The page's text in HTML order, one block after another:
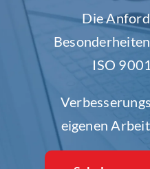
Unser Schulungsangebot
Leistungen & Audits
Inlog News
Kundenbereich
Moonchase Portal
Auswirkungsanalysen von
Die
ISO
eigenen